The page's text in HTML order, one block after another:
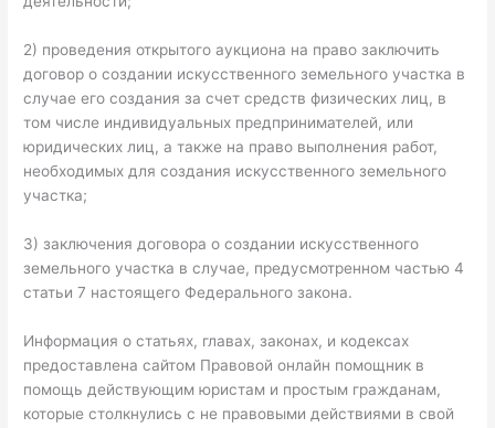
2) проведения открытого аукциона на право заключить
договор о создании искусственного земельного участка в
случае его создания за счет средств физических лиц, в
том числе индивидуальных предпринимателей, или
юридических лиц, а также на право выполнения работ,
необходимых для создания искусственного земельного
участка;
3) заключения договора о создании искусственного
земельного участка в случае, предусмотренном частью 4
статьи 7 настоящего Федерального закона.
Информация о статьях, главах, законах, и кодексах
предоставлена сайтом Правовой онлайн помощник в
помощь действующим юристам и простым гражданам,
которые столкнулись с не правовыми действиями в свой